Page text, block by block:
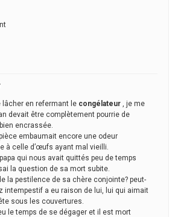
lâcher en refermant le congélateur , je me
devait être complètement pourrie de
encrassée.
embaumait encore une odeur
à celle d’œufs ayant mal vieilli.
qui nous avait quittés peu de temps
la question de sa mort subite.
la pestilence de sa chère conjointe? peut-
intempestif a eu raison de lui, lui qui aimait
sous les couvertures.
le temps de se dégager et il est mort